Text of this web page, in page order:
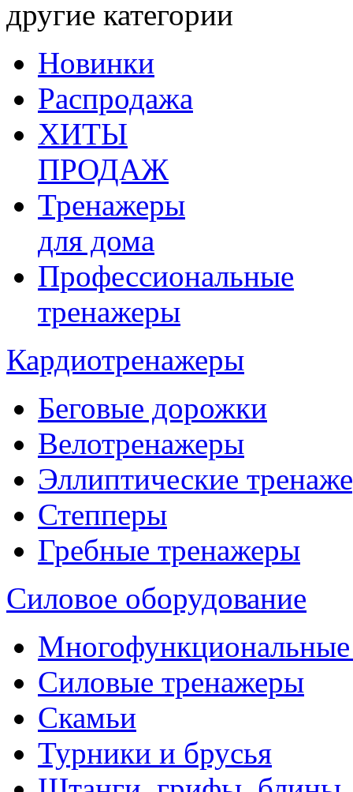
другие категории
Новинки
Распродажа
ХИТЫ
ПРОДАЖ
Тренажеры
для дома
Профессиональные
тренажеры
Кардиотренажеры
Беговые дорожки
Велотренажеры
Эллиптические
Степперы
Гребные тренажеры
Силовое оборудование
Силовые тренажеры
Скамьи
Турники и брусья